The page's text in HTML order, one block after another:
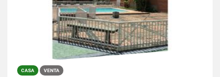
CASA VENTA